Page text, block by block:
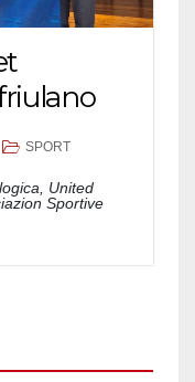
SPORT
United
Sportive